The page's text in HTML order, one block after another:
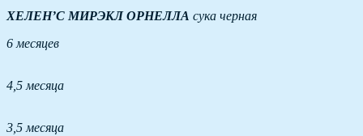
ХЕЛЕН’С МИРЭКЛ ОРНЕЛЛА сука черная
6 месяцев
4,5 месяца
3,5 месяца